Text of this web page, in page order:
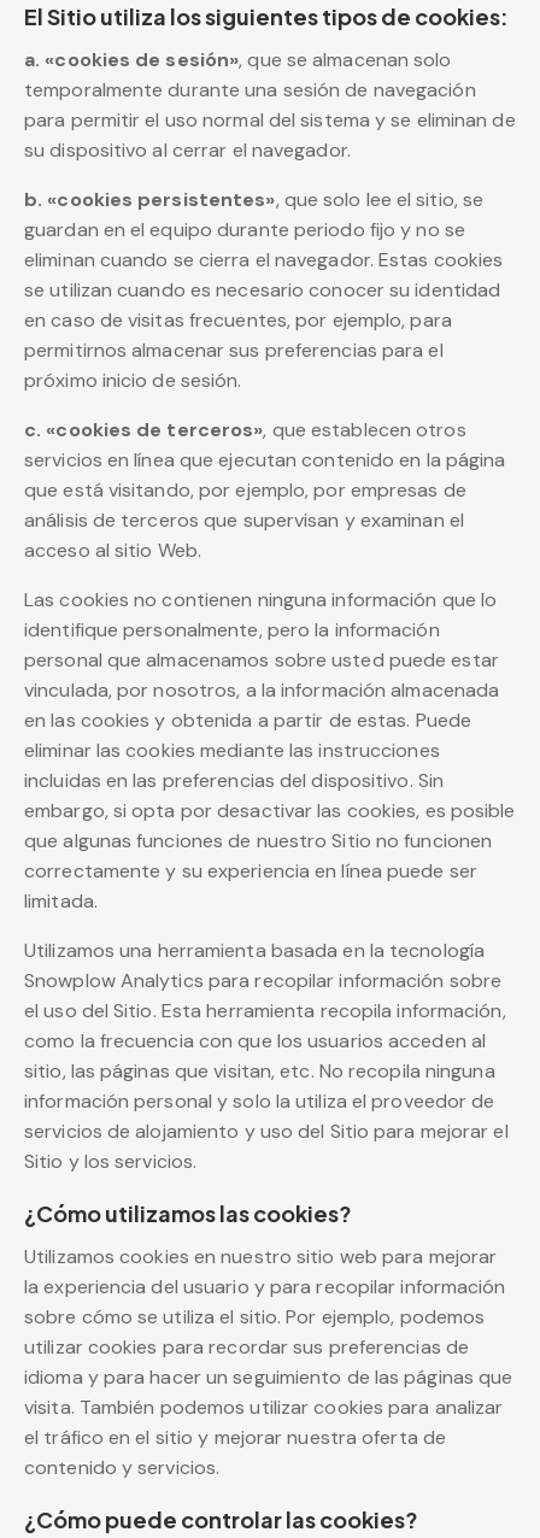
El Sitio utiliza los siguientes tipos de cookies:
a. «cookies de sesión», que se almacenan solo
temporalmente durante una sesión de navegación
para permitir el uso normal del sistema y se eliminan de
su dispositivo al cerrar el navegador.
b. «cookies persistentes», que solo lee el sitio, se
guardan en el equipo durante periodo fijo y no se
eliminan cuando se cierra el navegador. Estas cookies
se utilizan cuando es necesario conocer su identidad
en caso de visitas frecuentes, por ejemplo, para
permitirnos almacenar sus preferencias para el
próximo inicio de sesión.
c. «cookies de terceros», que establecen otros
servicios en línea que ejecutan contenido en la página
que está visitando, por ejemplo, por empresas de
análisis de terceros que supervisan y examinan el
acceso al sitio Web.
Las cookies no contienen ninguna información que lo
identifique personalmente, pero la información
personal que almacenamos sobre usted puede estar
vinculada, por nosotros, a la información almacenada
en las cookies y obtenida a partir de estas. Puede
eliminar las cookies mediante las instrucciones
incluidas en las preferencias del dispositivo. Sin
embargo, si opta por desactivar las cookies, es posible
que algunas funciones de nuestro Sitio no funcionen
correctamente y su experiencia en línea puede ser
limitada.
Utilizamos una herramienta basada en la tecnología
Snowplow Analytics para recopilar información sobre
el uso del Sitio. Esta herramienta recopila información,
como la frecuencia con que los usuarios acceden al
sitio, las páginas que visitan, etc. No recopila ninguna
información personal y solo la utiliza el proveedor de
servicios de alojamiento y uso del Sitio para mejorar el
Sitio y los servicios.
¿Cómo utilizamos las cookies?
Utilizamos cookies en nuestro sitio web para mejorar
la experiencia del usuario y para recopilar información
sobre cómo se utiliza el sitio. Por ejemplo, podemos
utilizar cookies para recordar sus preferencias de
idioma y para hacer un seguimiento de las páginas que
visita. También podemos utilizar cookies para analizar
el tráfico en el sitio y mejorar nuestra oferta de
contenido y servicios.
¿Cómo puede controlar las cookies?